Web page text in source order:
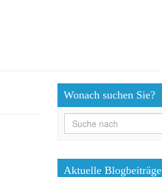
Wonach suchen Sie?
Aktuelle Blogbeiträge